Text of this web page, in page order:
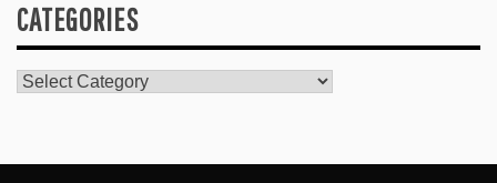
CATEGORIES
Categories